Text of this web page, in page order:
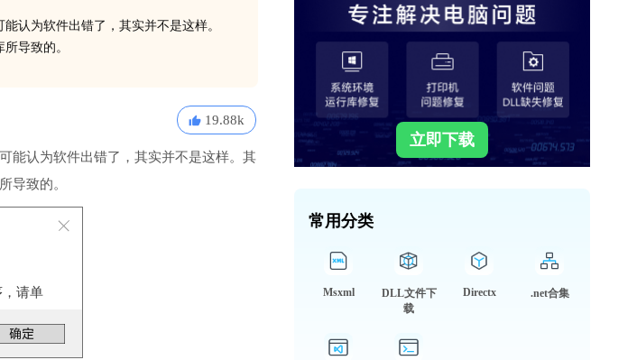
认为软件出错了，其实并不是这样。
导致的。
19.88k
能认为软件出错了，其实并不是这样。其
所导致的。
，请单
立即下载
常用分类
Msxml
DLL文件下
载
Directx .net合集